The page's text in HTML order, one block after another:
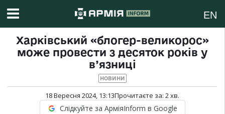
EN
Харківський «блогер-великорос»
може провести з десяток років у
в’язниці
НОВИНИ
18 Вересня 2024, 13:13Прочитаєте за: 2хв.
Слідкуйте за АрміяInform в Google